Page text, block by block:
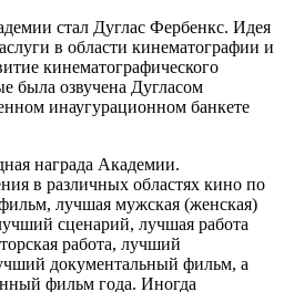
стал Дуглас Фербенкс. Идея
в области кинематографии и
кинематографического
была озвучена Дугласом
инаугурационном банкете
награда Академии.
в различных областях кино по
лучшая мужская (женская)
сценарий, лучшая работа
работа, лучший
документальный фильм, а
фильм года. Иногда